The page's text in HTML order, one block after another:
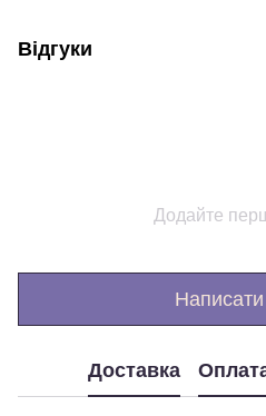
Відгуки
Додайте
Написати
Доставка